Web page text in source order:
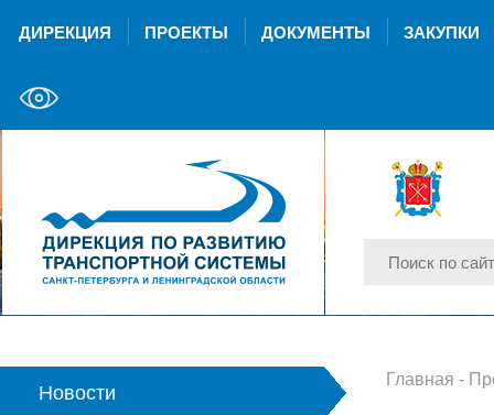
ДИРЕКЦИЯ ПРОЕКТЫ ДОКУМЕНТЫ ЗАКУПКИ
Новости
Главная -